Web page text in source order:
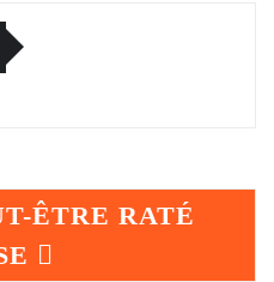
ÊTRE RATÉ